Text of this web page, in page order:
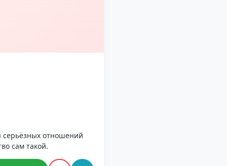
отношений
сам такой.